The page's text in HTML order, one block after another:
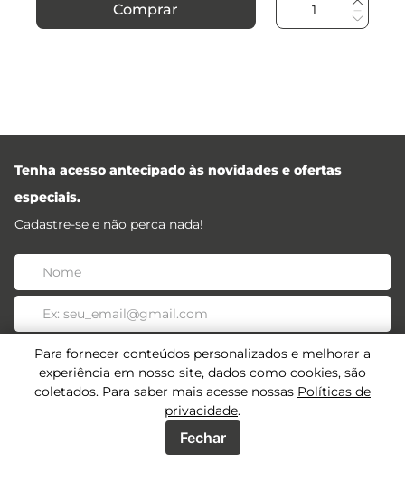
Para fornecer conteúdos personalizados e melhorar a
experiência em nosso site, dados como cookies, são
coletados. Para saber mais acesse nossas Políticas de
privacidade.
Fechar
Comprar
Tenha acesso antecipado às novidades e ofertas
especiais.
Cadastre-se e não perca nada!
Cadastrar